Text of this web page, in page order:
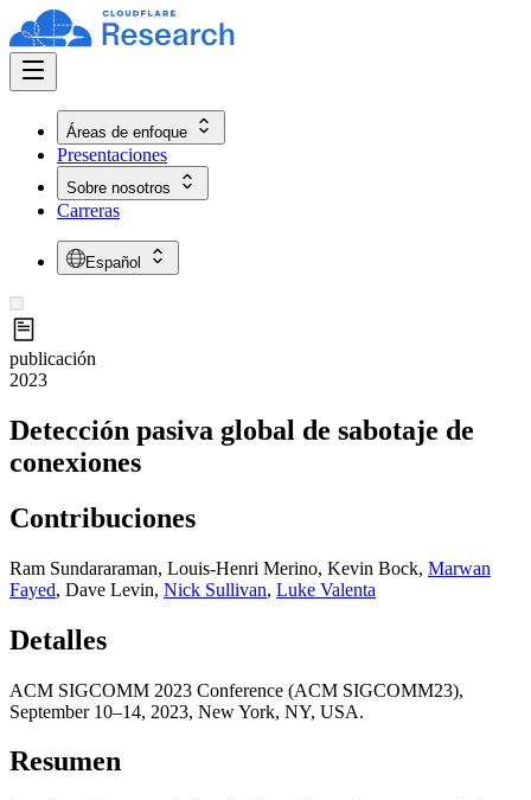
Áreas de enfoque
Presentaciones
Sobre nosotros
Carreras
Español
publicación
2023
Detección pasiva global de sabotaje de
conexiones
Contribuciones
Ram Sundararaman, Louis-Henri Merino, Kevin Bock, Marwan
Fayed, Dave Levin, Nick Sullivan, Luke Valenta
Detalles
ACM SIGCOMM 2023 Conference (ACM SIGCOMM23),
September 10–14, 2023, New York, NY, USA.
Resumen